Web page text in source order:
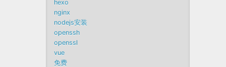
hexo
nginx
nodejs安装
openssh
openssl
vue
免费